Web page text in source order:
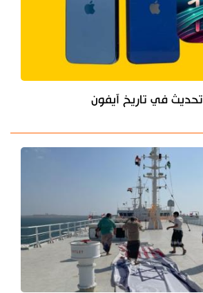
في تاريخ آيفون